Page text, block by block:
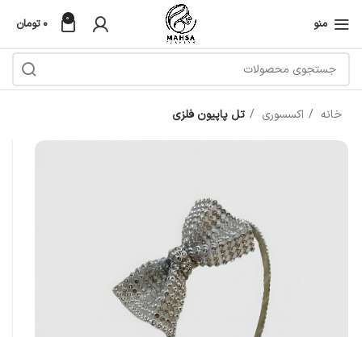
منو 0 ۰ تومان
خانه اکسسوری تل پاپیون فلزی